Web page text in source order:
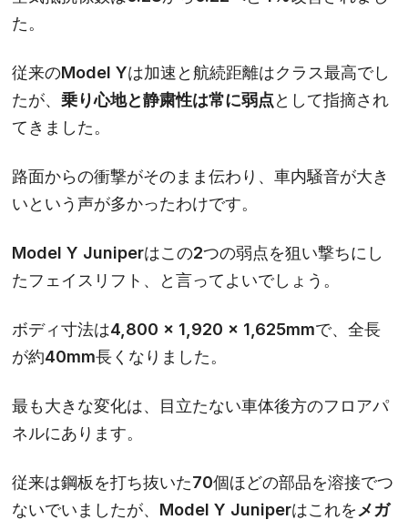
た。
従来のModel Yは加速と航続距離はクラス最高でし
たが、 乗り心地と静粛性は常に弱点として指摘され
てきました。
路面からの衝撃がそのまま伝わり、車内騒音が大き
いという声が多かったわけです。
Model Y Juniperはこの2つの弱点を狙い撃ちにし
たフェイスリフト、と言ってよいでしょう。
ボディ寸法は4,800 × 1,920 × 1,625mmで、全長
が約40mm長くなりました。
最も大きな変化は、目立たない車体後方のフロアパ
ネルにあります。
従来は鋼板を打ち抜いた70個ほどの部品を溶接でつ
ないでいましたが、Model Y Juniperはこれを メガ